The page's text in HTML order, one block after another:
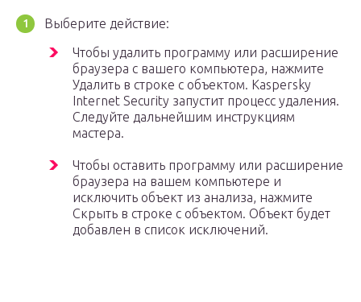
Выберите действие:
Чтобы удалить программу или расширение
браузера с вашего компьютера, нажмите
Удалить в строке с объектом. Kaspersky
Internet Security запустит процесс удаления.
Следуйте дальнейшим инструкциям
мастера.
Чтобы оставить программу или расширение
браузера на вашем компьютере и
исключить объект из анализа, нажмите
Скрыть в строке с объектом. Объект будет
добавлен в список исключений.